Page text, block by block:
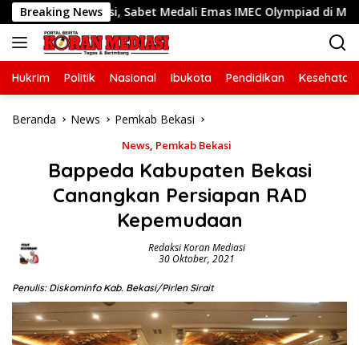
Langsung
ke
konten
Breaking News
Bekasi, Sabet Medali Emas IMEC Olympiad di Malaysia
Hukrim Politik Nasional Ibukota Pendidikan Kesehatan
Beranda News Pemkab Bekasi
News, Pemkab Bekasi
Bappeda Kabupaten Bekasi
Canangkan Persiapan RAD
Kepemudaan
Redaksi Koran Mediasi
30 Oktober, 2021
Penulis: Diskominfo Kab. Bekasi/Pirlen Sirait